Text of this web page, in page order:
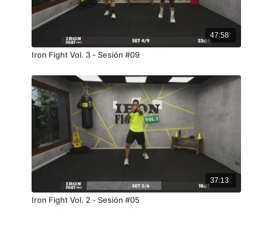
47:58
Iron Fight Vol. 3 - Sesión #09
37:13
Iron Fight Vol. 2 - Sesión #05